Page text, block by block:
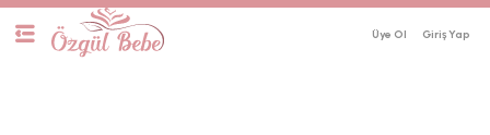
Üye Ol